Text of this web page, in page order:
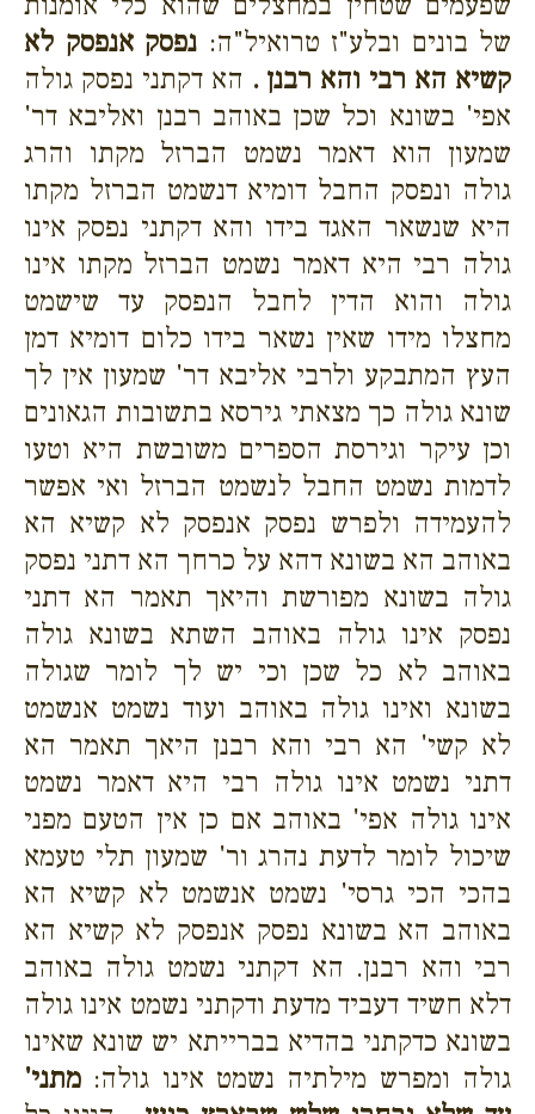
של בונים ובלע"ז טרואיל"ה: נפסק אנפסק לא
קשיא הא רבי והא רבנן . הא דקתני נפסק גולה
אפי' בשונא וכל שכן באוהב רבנן ואליבא דר'
שמעון הוא דאמר נשמט הברזל מקתו והרג
גולה ונפסק החבל דומיא דנשמט הברזל מקתו
היא שנשאר האגד בידו והא דקתני נפסק אינו
גולה רבי היא דאמר נשמט הברזל מקתו אינו
גולה והוא הדין לחבל הנפסק עד שישמט
מחצלו מידו שאין נשאר בידו כלום דומיא דמן
העץ המתבקע ולרבי אליבא דר' שמעון אין לך
שונא גולה כך מצאתי גירסא בתשובות הגאונים
וכן עיקר וגירסת הספרים משובשת היא וטעו
לדמות נשמט החבל לנשמט הברזל ואי אפשר
להעמידה ולפרש נפסק אנפסק לא קשיא הא
באוהב הא בשונא דהא על כרחך הא דתני נפסק
גולה בשונא מפורשת והיאך תאמר הא דתני
נפסק אינו גולה באוהב השתא בשונא גולה
באוהב לא כל שכן וכי יש לך לומר שגולה
בשונא ואינו גולה באוהב ועוד נשמט אנשמט
לא קשי' הא רבי והא רבנן היאך תאמר הא
דתני נשמט אינו גולה רבי היא דאמר נשמט
אינו גולה אפי' באוהב אם כן אין הטעם מפני
שיכול לומר לדעת נהרג ור' שמעון תלי טעמא
בהכי הכי גרסי' נשמט אנשמט לא קשיא הא
באוהב הא בשונא נפסק אנפסק לא קשיא הא
רבי והא רבנן. הא דקתני נשמט גולה באוהב
דלא חשיד דעביד מדעת ודקתני נשמט אינו גולה
בשונא כדקתני בהדיא בברייתא יש שונא שאינו
גולה ומפרש מילתיה נשמט אינו גולה: מתני'